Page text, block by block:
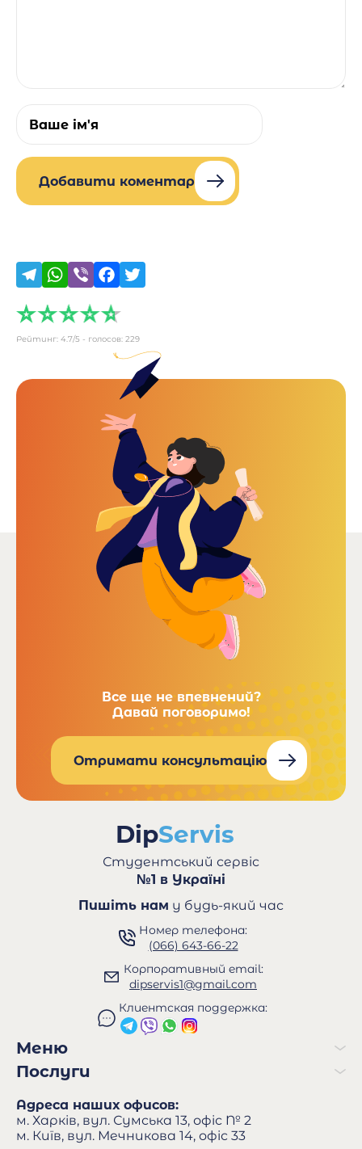
Добавити коментар
Рейтинг: 4.7/5 - голосов: 229
Все ще не впевнений?
Давай поговоримо!
Отримати консультацію
Студентський сервіс
№1 в Україні
Пишіть нам у будь-який час
Номер телефона:
(066) 643-66-22
Корпоративный email:
dipservis1@gmail.com
Клиентская поддержка:
Меню
Послуги
Адреса наших офисов:
м. Харків, вул. Сумська 13, офіс № 2
м. Київ, вул. Мечникова 14, офіс 33